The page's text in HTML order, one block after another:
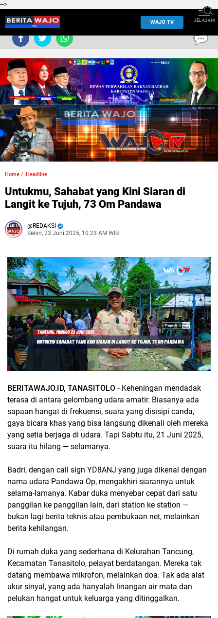
-->
WAJO TV JELAJAHI
Home / .Headline
Untukmu, Sahabat yang Kini Siaran di
Langit ke Tujuh, 73 Om Pandawa
REDAKSI
Senin, 23 Juni 2025, 10:23 AM WIB
BERITAWAJO.ID, TANASITOLO - Keheningan mendadak
terasa di antara gelombang udara amatir. Biasanya ada
sapaan hangat di frekuensi, suara yang disisipi canda,
gaya bicara khas yang bisa langsung dikenali oleh mereka
yang setia berjaga di udara. Tapi Sabtu itu, 21 Juni 2025,
suara itu hilang — selamanya.
Badri, dengan call sign YD8ANJ yang juga dikenal dengan
nama udara Pandawa Op, mengakhiri siarannya untuk
selama-lamanya. Kabar duka menyebar cepat dari satu
panggilan ke panggilan lain, dari station ke station —
bukan lagi berita teknis atau pembukaan net, melainkan
berita kehilangan.
Di rumah duka yang sederhana di Kelurahan Tancung,
Kecamatan Tanasitolo, pelayat berdatangan. Mereka tak
datang membawa mikrofon, melainkan doa. Tak ada alat
ukur sinyal, yang ada hanyalah linangan air mata dan
pelukan hangat untuk keluarga yang ditinggalkan.